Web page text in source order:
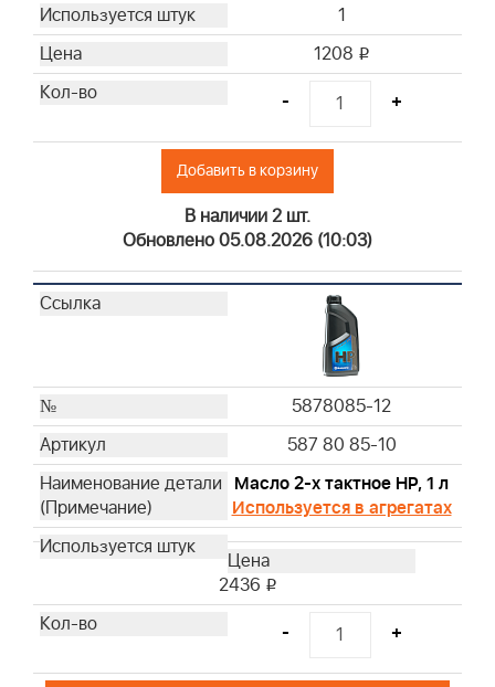
396424S
397795S
399806S
494511S
499486S
692519
695302
697029
710265
710266
711459
796970
1
1208 i
- +
Добавить в корзину
В наличии 2 шт.
Обновлено 05.08.2026 (10:03)
5878085-12
587 80 85-10
Масло 2-х тактное HP, 1 л
Используется в агрегатах
2436 i
- +